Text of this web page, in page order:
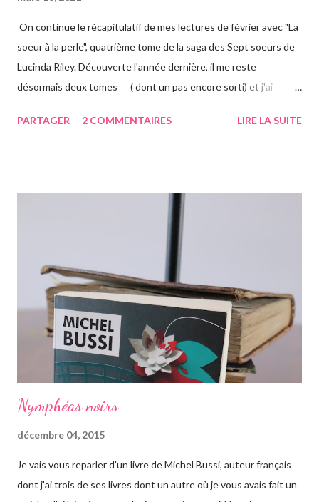
On continue le récapitulatif de mes lectures de février avec "La
soeur à la perle", quatrième tome de la saga des Sept soeurs de
Lucinda Riley. Découverte l'année dernière, il me reste
désormais deux tomes ( dont un pas encore sorti) et j'ai
avez pu le voir précédemment sur le blog. Cette fois-ci on suit la
campagne anglaise, elle va quant à elle partir à l'autre bout du
globe. Habituée à voyager, mais jamais seule, ce long courrier lui
faire peur, mais pour autant elle va aller jusqu'au bout. Avant
d'arriver en Australie, elle fait escale plusieurs semaines en
Thaïlande, sur l'île de Krabi, où elle était déjà allée avec sa soeur.
Elle retrouve des personnes qu'elle conn...
PARTAGER 2 COMMENTAIRES LIRE LA SUITE
Nymphéas noirs
décembre 04, 2015
Je vais vous reparler d'un livre de Michel Bussi, auteur français
dont j'ai trois de ses livres dont un autre où je vous avais fait un